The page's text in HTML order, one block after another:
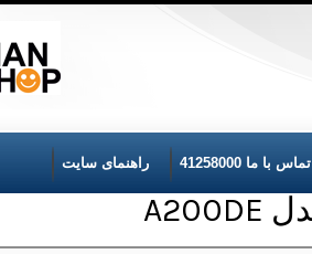
تماس با ما 41258000 راهنمای سایت